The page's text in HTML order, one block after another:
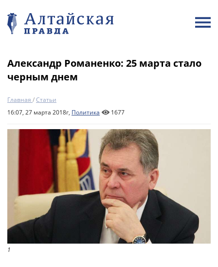
Александр Романенко: 25 марта стало
черным днем
Главная /Статьи
16:07, 27 марта 2018г, Политика 1677
1